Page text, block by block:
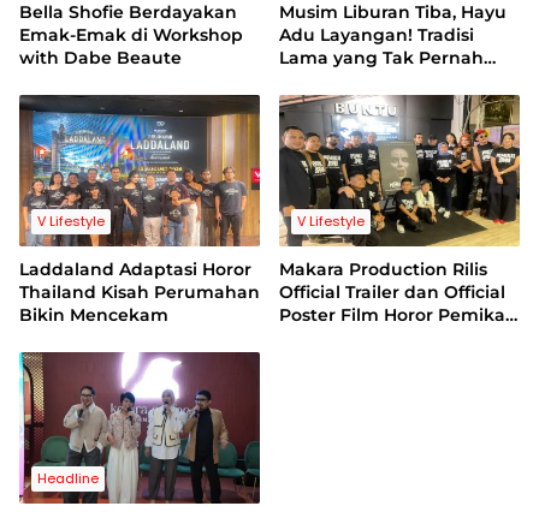
Bella Shofie Berdayakan
Emak-Emak di Workshop
with Dabe Beaute
Musim Liburan Tiba, Hayu
Adu Layangan! Tradisi
Lama yang Tak Pernah
V Lifestyle
Laddaland Adaptasi Horor
Thailand Kisah Perumahan
Bikin Mencekam
V Lifestyle
Makara Production Rilis
Official Trailer dan Official
Poster Film Horor Pemikat
Headline